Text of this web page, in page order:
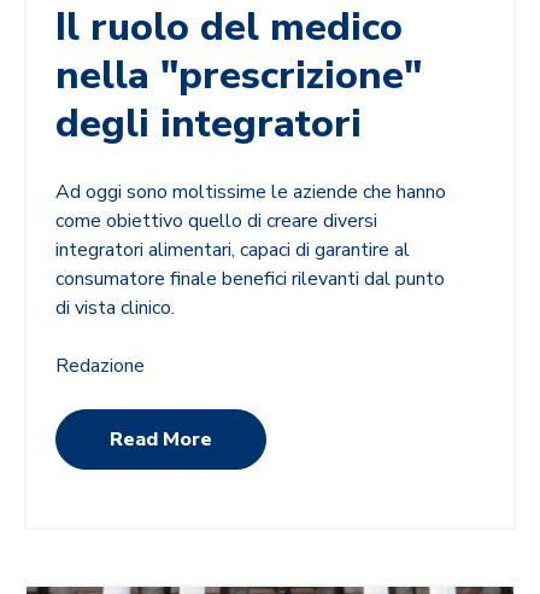
Il ruolo del medico
nella "prescrizione"
degli integratori
Ad oggi sono moltissime le aziende che hanno
come obiettivo quello di creare diversi
integratori alimentari, capaci di garantire al
consumatore finale benefici rilevanti dal punto
di vista clinico.
Redazione
Read More